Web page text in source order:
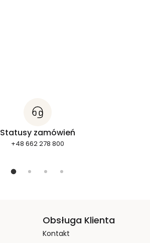
Statusy zamówień
+48 662 278 800
Obsługa Klienta
Kontakt